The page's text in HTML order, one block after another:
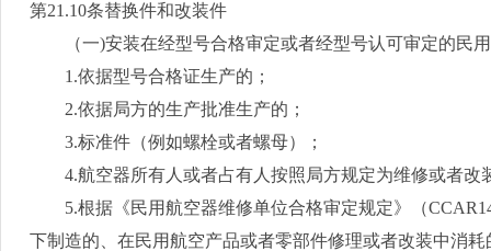
第21.10条替换件和改装件
（一)安装在经型号合格审定或者经型号认可审定的民
1.依据型号合格证生产的；
2.依据局方的生产批准生产的；
3.标准件（例如螺栓或者螺母）；
4.航空器所有人或者占有人按照局方规定为维修或者改
5.根据《民用航空器维修单位合格审定规定》（
下制造的、在民用航空产品或者零部件修理或者改装中消耗